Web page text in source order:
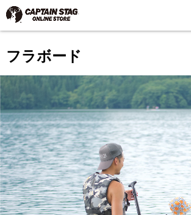
フラボード